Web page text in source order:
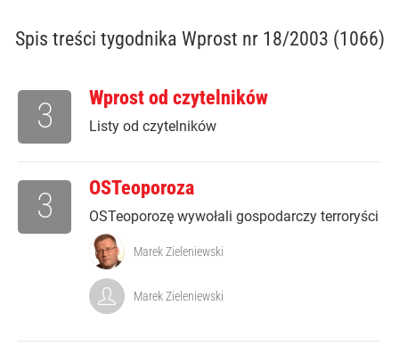
Spis treści tygodnika Wprost nr 18/2003 (1066)
Wprost od czytelników
Listy od czytelników
3
OSTeoporoza
OSTeoporozę wywołali gospodarczy terroryści
3
Marek Zieleniewski
Marek Zieleniewski